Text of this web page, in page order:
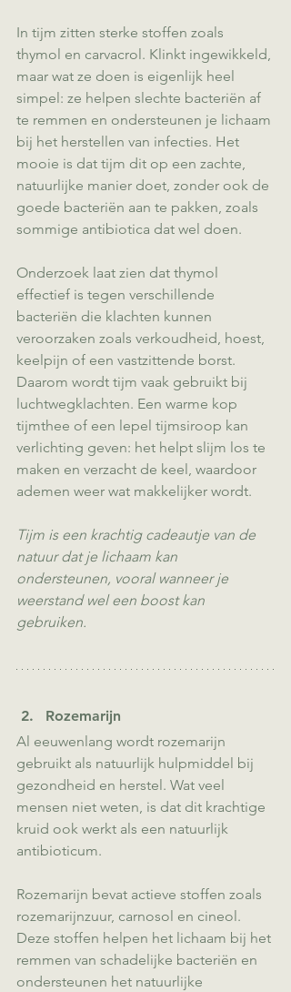
In tijm zitten sterke stoffen zoals
thymol en carvacrol. Klinkt ingewikkeld,
maar wat ze doen is eigenlijk heel
simpel: ze helpen slechte bacteriën af
te remmen en ondersteunen je lichaam
bij het herstellen van infecties. Het
mooie is dat tijm dit op een zachte,
natuurlijke manier doet, zonder ook de
goede bacteriën aan te pakken, zoals
sommige antibiotica dat wel doen.
Onderzoek laat zien dat thymol
effectief is tegen verschillende
bacteriën die klachten kunnen
veroorzaken zoals verkoudheid, hoest,
keelpijn of een vastzittende borst.
Daarom wordt tijm vaak gebruikt bij
luchtwegklachten. Een warme kop
tijmthee of een lepel tijmsiroop kan
verlichting geven: het helpt slijm los te
maken en verzacht de keel, waardoor
ademen weer wat makkelijker wordt.
Tijm is een krachtig cadeautje van de
natuur dat je lichaam kan
ondersteunen, vooral wanneer je
weerstand wel een boost kan
gebruiken.
Rozemarijn
Al eeuwenlang wordt rozemarijn
gebruikt als natuurlijk hulpmiddel bij
gezondheid en herstel. Wat veel
mensen niet weten, is dat dit krachtige
kruid ook werkt als een natuurlijk
antibioticum.
Rozemarijn bevat actieve stoffen zoals
rozemarijnzuur, carnosol en cineol.
Deze stoffen helpen het lichaam bij het
remmen van schadelijke bacteriën en
ondersteunen het natuurlijke